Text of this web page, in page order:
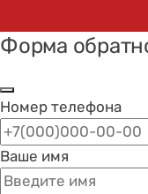
Форма
Номер телефона
Ваше имя